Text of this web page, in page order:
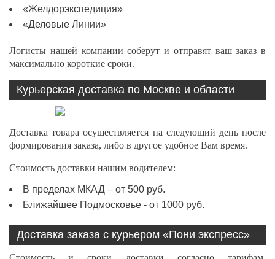
«Желдорэкспедиция»
«Деловые Линии»
Логисты нашей компании соберут и отправят ваш заказ в
максимально короткие сроки.
Курьерская доставка по Москве и области
Доставка товара осуществляется на следующий день после
формирования заказа, либо в другое удобное Вам время.
Стоимость доставки нашим водителем:
В пределах МКАД – от 500 руб.
Ближайшее Подмосковье - от 1000 руб.
Доставка заказа с курьером «Пони экспресс»